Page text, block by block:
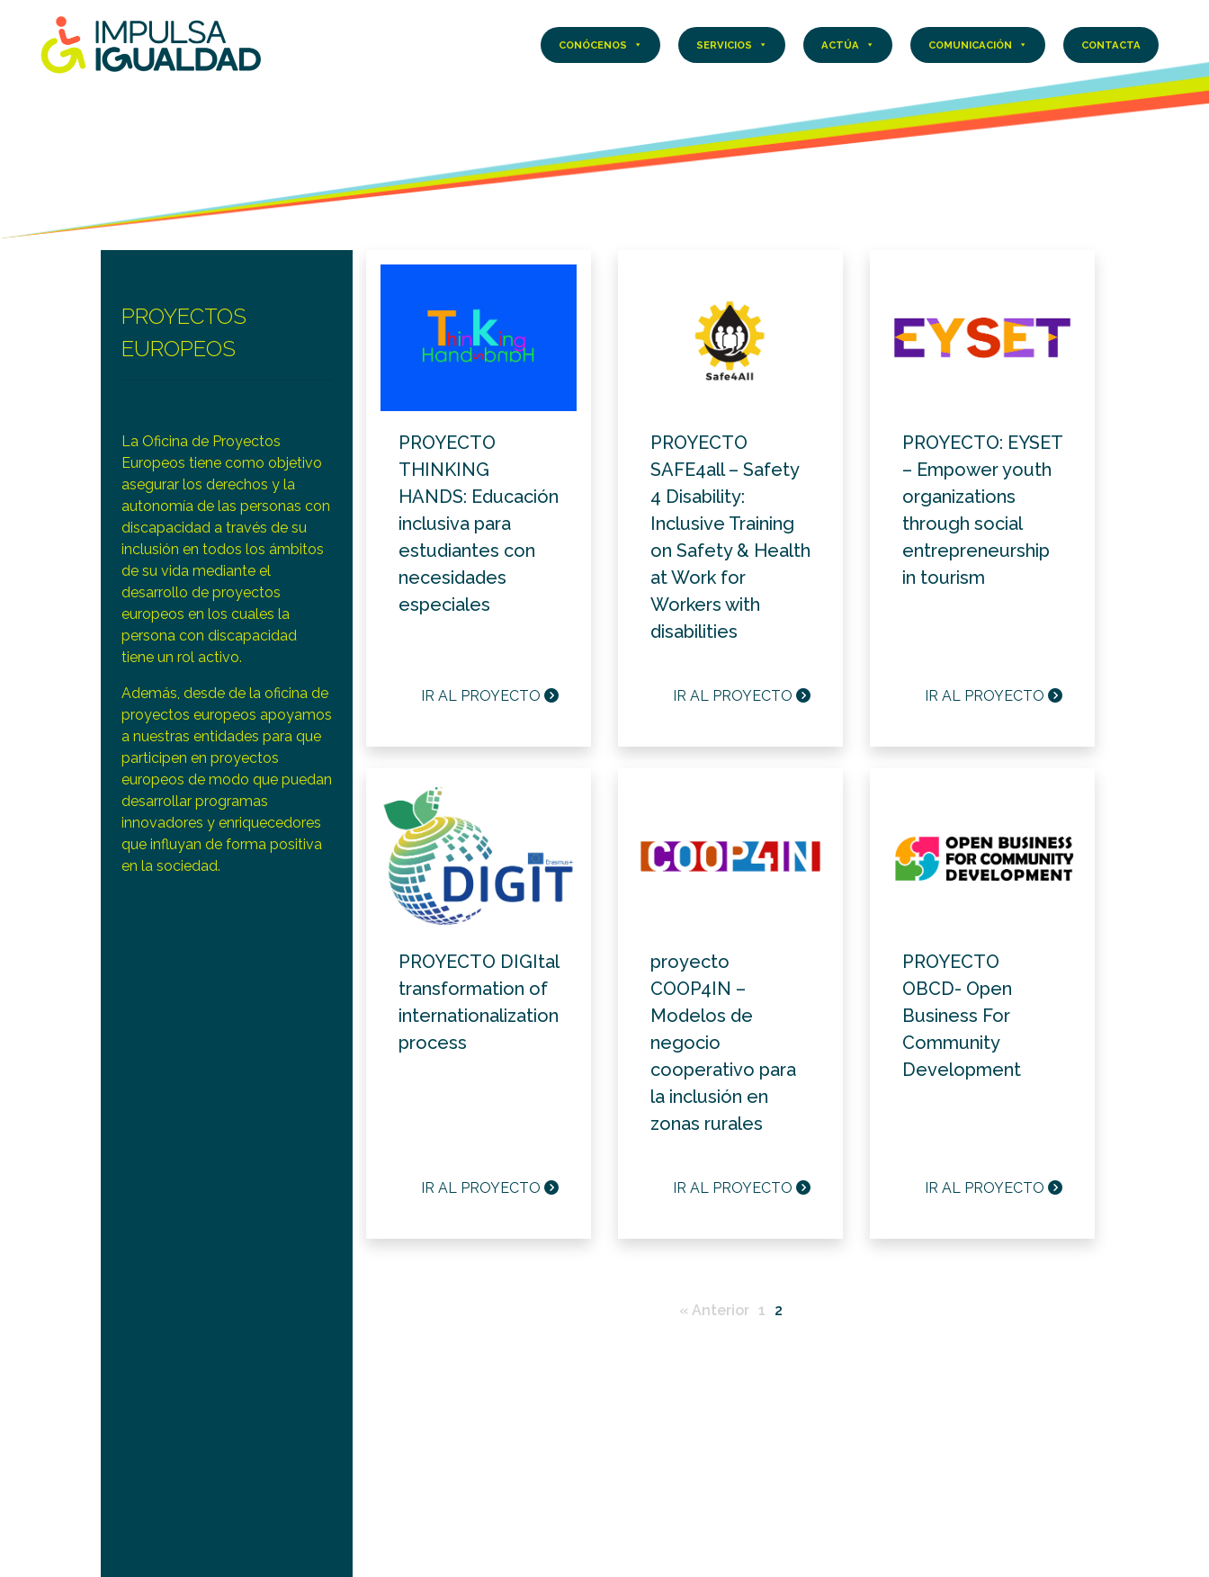
CONÓCENOS SERVICIOS ACTÚA COMUNICACIÓN CONTACTA
PROYECTOS
EUROPEOS
La Oficina de Proyectos
Europeos tiene como objetivo
asegurar los derechos y la
autonomía de las personas con
discapacidad a través de su
inclusión en todos los ámbitos
de su vida mediante el
desarrollo de proyectos
europeos en los cuales la
persona con discapacidad
tiene un rol activo.
Además, desde de la oficina de
proyectos europeos apoyamos
a nuestras entidades para que
participen en proyectos
europeos de modo que puedan
desarrollar programas
innovadores y enriquecedores
que influyan de forma positiva
en la sociedad.
PROYECTO
THINKING
HANDS: Educación
inclusiva para
estudiantes con
necesidades
especiales
IR AL PROYECTO
PROYECTO
SAFE4all – Safety
4 Disability:
Inclusive Training
on Safety & Health
at Work for
Workers with
disabilities
IR AL PROYECTO
PROYECTO: EYSET
– Empower youth
organizations
through social
entrepreneurship
in tourism
IR AL PROYECTO
PROYECTO DIGItal
transformation of
internationalization
process
IR AL PROYECTO
proyecto
COOP4IN –
Modelos de
negocio
cooperativo para
la inclusión en
zonas rurales
IR AL PROYECTO
PROYECTO
OBCD- Open
Business For
Community
Development
IR AL PROYECTO
« Anterior 1 2